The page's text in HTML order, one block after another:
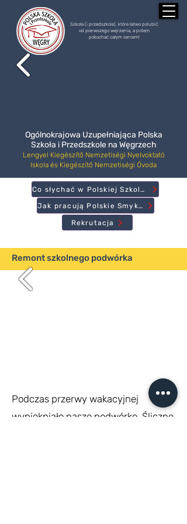
Szkoła (i przedszkole), które łatwo polubić
od pierwszego wejrzenia, a potem
pokochać całym sercem!
Ogólnokrajowa Uzupełniająca Polska
Szkoła i Przedszkole na Węgrzech
Lengyel Kiegészítő Nemzetiségi Nyelvoktató
Iskola és Kiegészítő Nemzetiségi Óvoda
Rekrutacja
Jak pracują Polskie Smyki?
Co słychać w Polskiej Szkole?
Remont szkolnego podwórka
Podczas przerwy wakacyjnej
wypiękniało nasze podwórko. Śliczne